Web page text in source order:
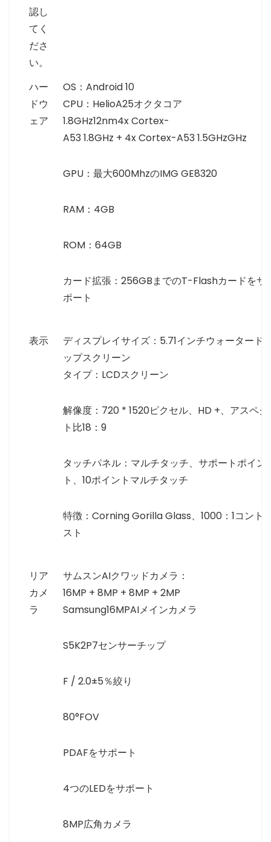
認し
てく
ださ
い。
ハー
ドウ
ェア
OS：Android 10
CPU：HelioA25オクタコア
1.8GHz12nm4x Cortex-
A53 1.8GHz + 4x Cortex-A53 1.5GHzGHz
GPU：最大600MhzのIMG GE8320
RAM：4GB
ROM：64GB
カード拡張：256GBまでのT-Flashカードをサ
ポート
表示
ディスプレイサイズ：5.71インチウォータード
ップスクリーン
タイプ：LCDスクリーン
解像度：720 * 1520ピクセル、HD +、アスペク
ト比18：9
タッチパネル：マルチタッチ、サポートポイン
ト、10ポイントマルチタッチ
特徴：Corning Gorilla Glass、1000：1コント
スト
リア
カメ
ラ
サムスンAIクワッドカメラ：
16MP + 8MP + 8MP + 2MP
Samsung16MPAIメインカメラ
S5K2P7センサーチップ
F / 2.0±5％絞り
80°FOV
PDAFをサポート
4つのLEDをサポート
8MP広角カメラ